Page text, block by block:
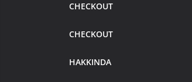
CHECKOUT
CHECKOUT
HAKKINDA